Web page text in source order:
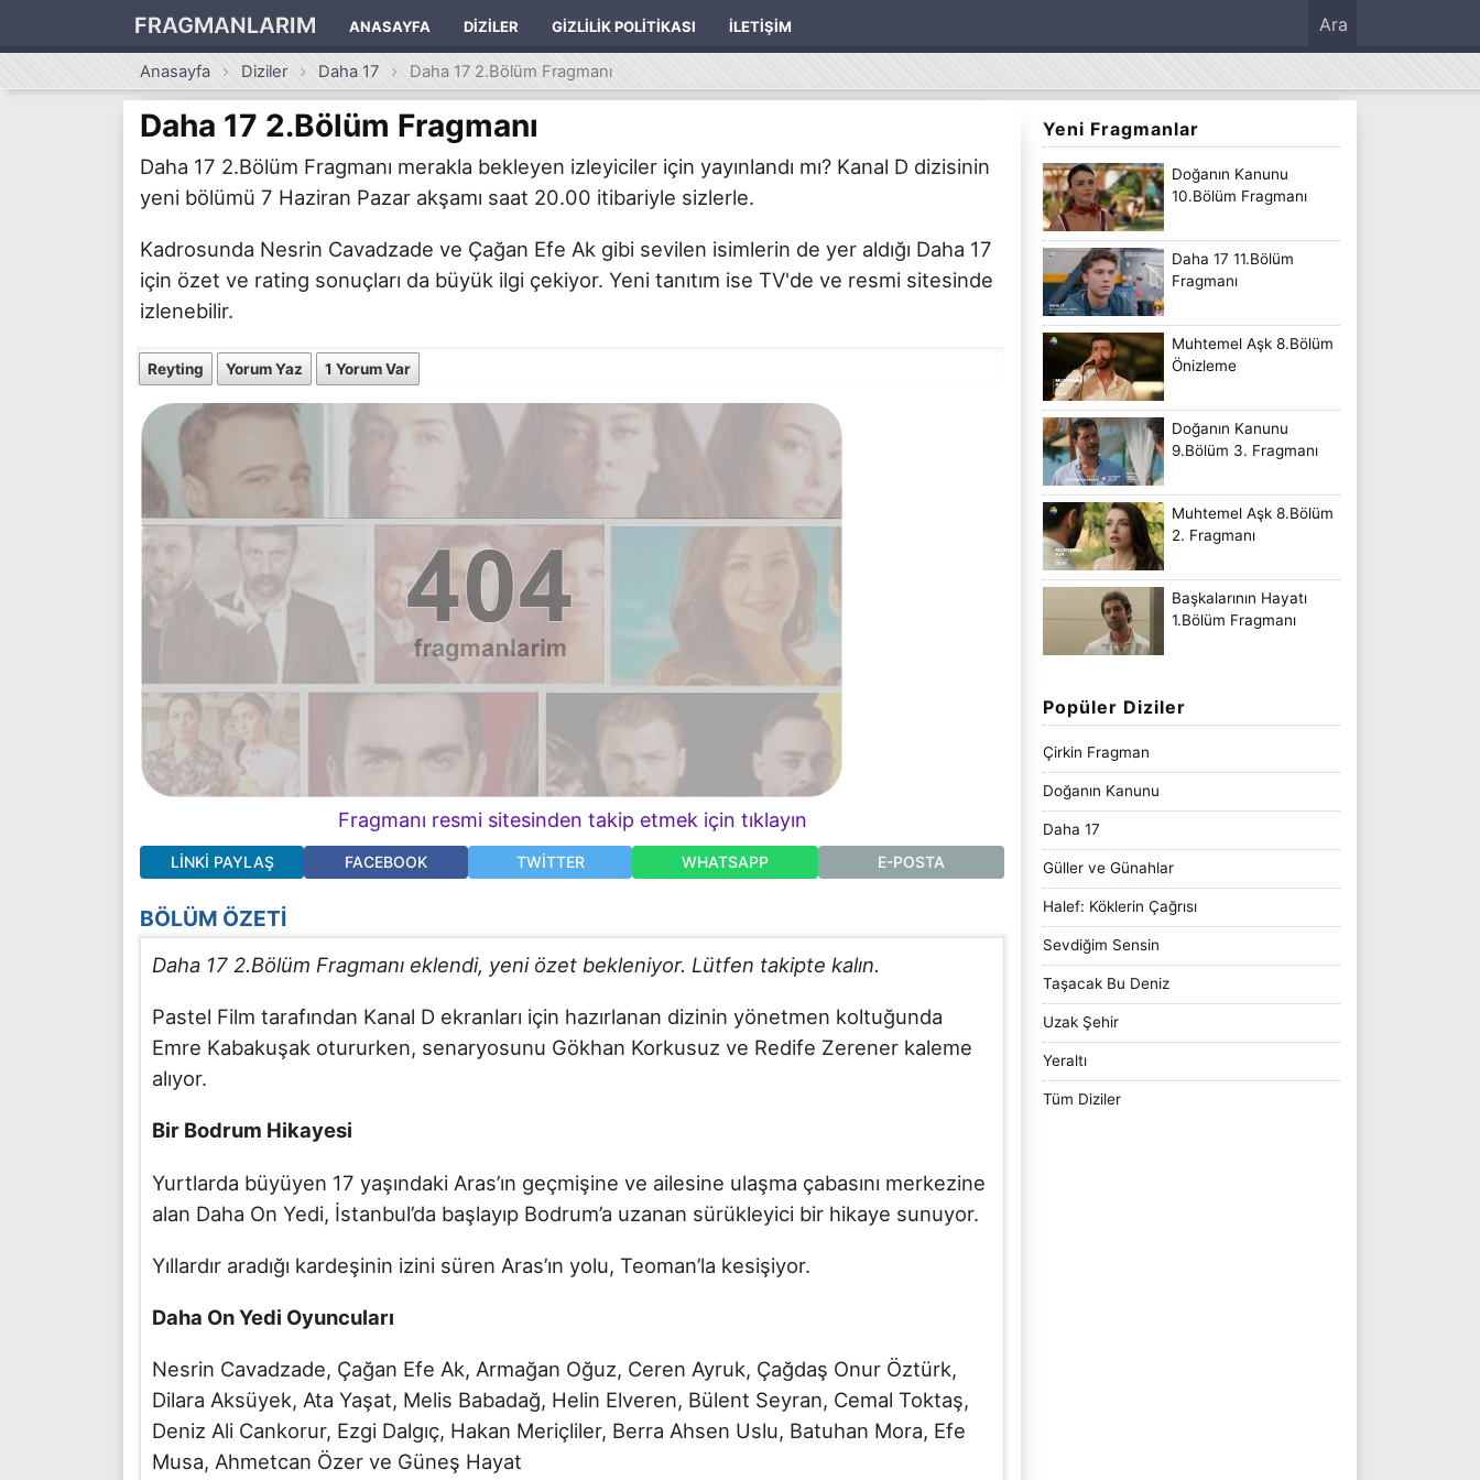
FRAGMANLARIM ANASAYFA DIZILER GIZLILIK POLITIKASI İLETIŞIM Ara
Anasayfa Diziler Daha 17 Daha 17 2.Bölüm Fragmanı
Daha 17 2.Bölüm Fragmanı
Daha 17 2.Bölüm Fragmanı merakla bekleyen izleyiciler için yayınlandı mı? Kanal D dizisinin
yeni bölümü 7 Haziran Pazar akşamı saat 20.00 itibariyle sizlerle.
Kadrosunda Nesrin Cavadzade ve Çağan Efe Ak gibi sevilen isimlerin de yer aldığı Daha 17
için özet ve rating sonuçları da büyük ilgi çekiyor. Yeni tanıtım ise TV'de ve resmi sitesinde
izlenebilir.
Reyting Yorum Yaz 1 Yorum Var
Fragmanı resmi sitesinden takip etmek için tıklayın
LINKI PAYLAŞ FACEBOOK TWITTER WHATSAPP E-POSTA
BÖLÜM ÖZETI
Daha 17 2.Bölüm Fragmanı eklendi, yeni özet bekleniyor. Lütfen takipte kalın.
Pastel Film tarafından Kanal D ekranları için hazırlanan dizinin yönetmen koltuğunda
Emre Kabakuşak otururken, senaryosunu Gökhan Korkusuz ve Redife Zerener kaleme
alıyor.
Bir Bodrum Hikayesi
Yurtlarda büyüyen 17 yaşındaki Aras’ın geçmişine ve ailesine ulaşma çabasını merkezine
alan Daha On Yedi, İstanbul’da başlayıp Bodrum’a uzanan sürükleyici bir hikaye sunuyor.
Yıllardır aradığı kardeşinin izini süren Aras’ın yolu, Teoman’la kesişiyor.
Daha On Yedi Oyuncuları
Nesrin Cavadzade, Çağan Efe Ak, Armağan Oğuz, Ceren Ayruk, Çağdaş Onur Öztürk,
Dilara Aksüyek, Ata Yaşat, Melis Babadağ, Helin Elveren, Bülent Seyran, Cemal Toktaş,
Deniz Ali Cankorur, Ezgi Dalgıç, Hakan Meriçliler, Berra Ahsen Uslu, Batuhan Mora, Efe
Musa, Ahmetcan Özer ve Güneş Hayat
Yeni Fragmanlar
Doğanın Kanunu
10.Bölüm Fragmanı
Daha 17 11.Bölüm
Fragmanı
Muhtemel Aşk 8.Bölüm
Önizleme
Doğanın Kanunu
9.Bölüm 3. Fragmanı
Muhtemel Aşk 8.Bölüm
2. Fragmanı
Başkalarının Hayatı
1.Bölüm Fragmanı
Popüler Diziler
Çirkin Fragman
Doğanın Kanunu
Daha 17
Güller ve Günahlar
Halef: Köklerin Çağrısı
Sevdiğim Sensin
Taşacak Bu Deniz
Uzak Şehir
Yeraltı
Tüm Diziler